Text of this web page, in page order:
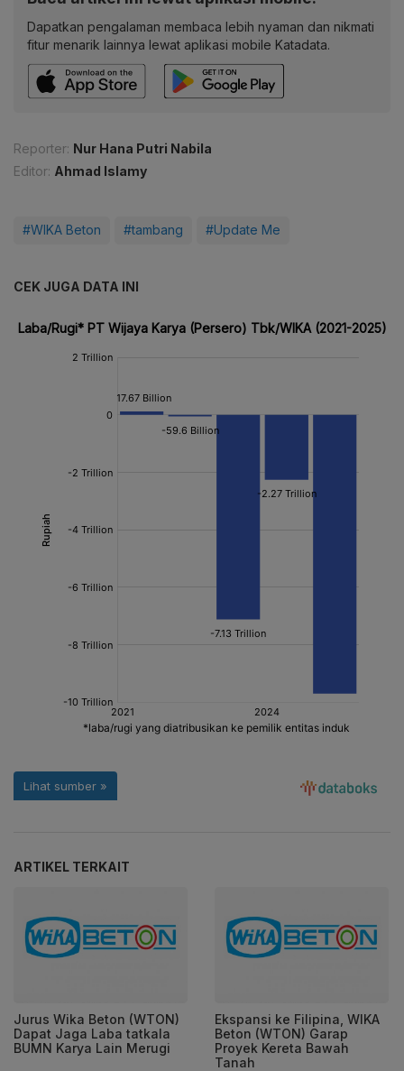
Dapatkan pengalaman membaca lebih nyaman dan nikmati
fitur menarik lainnya lewat aplikasi mobile Katadata.
Reporter: Nur Hana Putri Nabila
Editor: Ahmad Islamy
#WIKA Beton #tambang #Update Me
CEK JUGA DATA INI
ARTIKEL TERKAIT
Jurus Wika Beton (WTON)
Dapat Jaga Laba tatkala
BUMN Karya Lain Merugi
Ekspansi ke Filipina, WIKA
Beton (WTON) Garap
Proyek Kereta Bawah
Tanah